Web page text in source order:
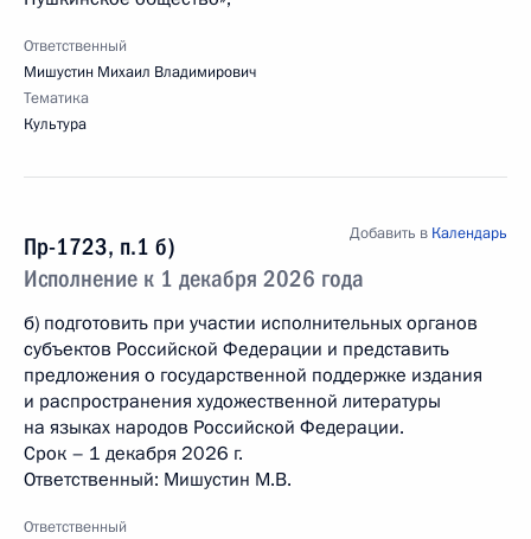
Ответственный
Мишустин Михаил Владимирович
Тематика
Культура
Пр-1723, п.1 б)
Исполнение к 1 декабря 2026 года
Добавить в Календарь
б) подготовить при участии исполнительных органов
субъектов Российской Федерации и представить
предложения о государственной поддержке издания
и распространения художественной литературы
на языках народов Российской Федерации.
Срок – 1 декабря 2026 г.
Ответственный: Мишустин М.В.
Ответственный